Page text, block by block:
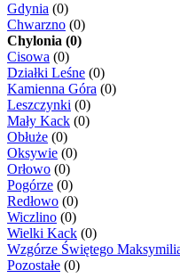
Gdynia (0)
Chwarzno (0)
Chylonia (0)
Cisowa (0)
Działki Leśne (0)
Kamienna Góra (0)
Leszczynki (0)
Mały Kack (0)
Obłuże (0)
Oksywie (0)
Orłowo (0)
Pogórze (0)
Redłowo (0)
Wiczlino (0)
Wielki Kack (0)
Wzgórze Świętego
Pozostałe (0)